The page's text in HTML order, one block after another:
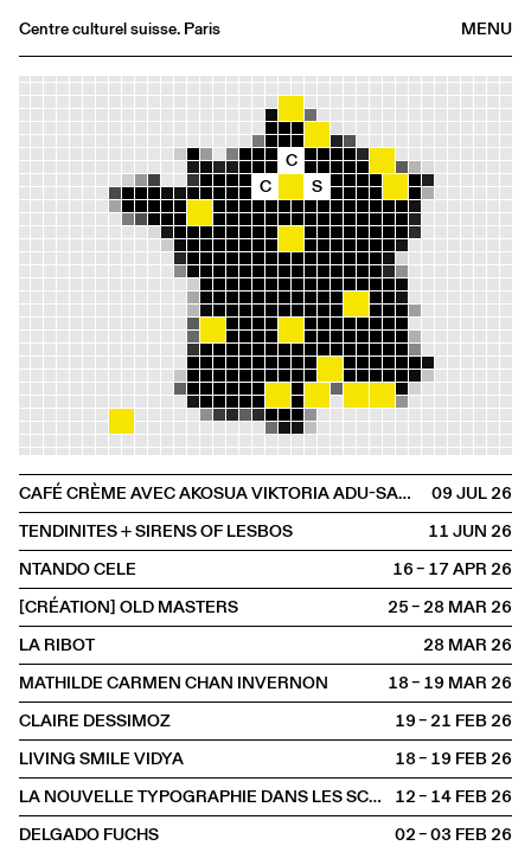
MENU
Centre culturel suisse. Paris
Agenda
Bookshop
Buvette
Archives
Medias
Publications
About
FR/EN
OFFSITE
C
C
S
CAFÉ CRÈME AVEC AKOSUA VIKTORIA ADU-SANYAH ET CLAIRE HOFFMANN 09 JUL2026
TENDINITES + SIRENS OF LESBOS
11 JUN2026
NTANDO CELE
16 – 17 APR2026
[CRÉATION] OLD MASTERS
25 – 28 MAR2026
LA RIBOT
28 MAR2026
MATHILDE CARMEN CHAN INVERNON
18 – 19 MAR2026
CLAIRE DESSIMOZ
19 – 21 FEB2026
LIVING SMILE VIDYA
18 – 19 FEB2026
LA NOUVELLE TYPOGRAPHIE DANS LES SCÈNES FRANCOPHONES : INCIDENCES ET RÉSISTANCES
12 – 14 FEB2026
DELGADO FUCHS
02 – 03 FEB2026